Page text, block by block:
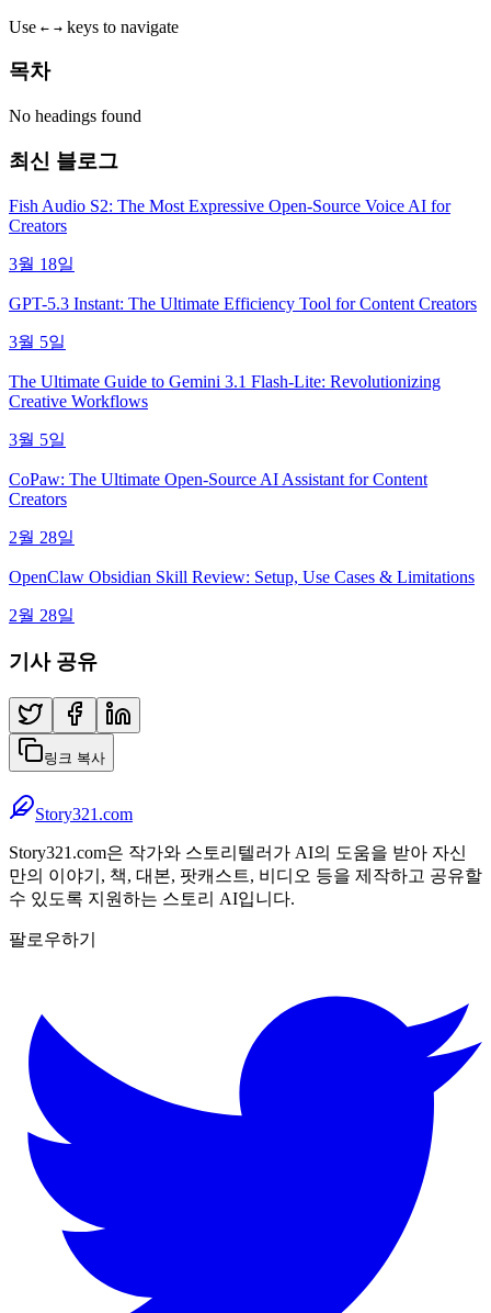
Use ← → keys to navigate
목차
No headings found
최신 블로그
Fish Audio S2: The Most Expressive Open-Source Voice AI for
Creators
3월 18일
GPT-5.3 Instant: The Ultimate Efficiency Tool for Content Creators
3월 5일
The Ultimate Guide to Gemini 3.1 Flash-Lite: Revolutionizing
Creative Workflows
3월 5일
CoPaw: The Ultimate Open-Source AI Assistant for Content
Creators
2월 28일
OpenClaw Obsidian Skill Review: Setup, Use Cases & Limitations
2월 28일
기사 공유
링크 복사
Story321.com
Story321.com은 작가와 스토리텔러가 AI의 도움을 받아 자신
만의 이야기, 책, 대본, 팟캐스트, 비디오 등을 제작하고 공유할
수 있도록 지원하는 스토리 AI입니다.
팔로우하기